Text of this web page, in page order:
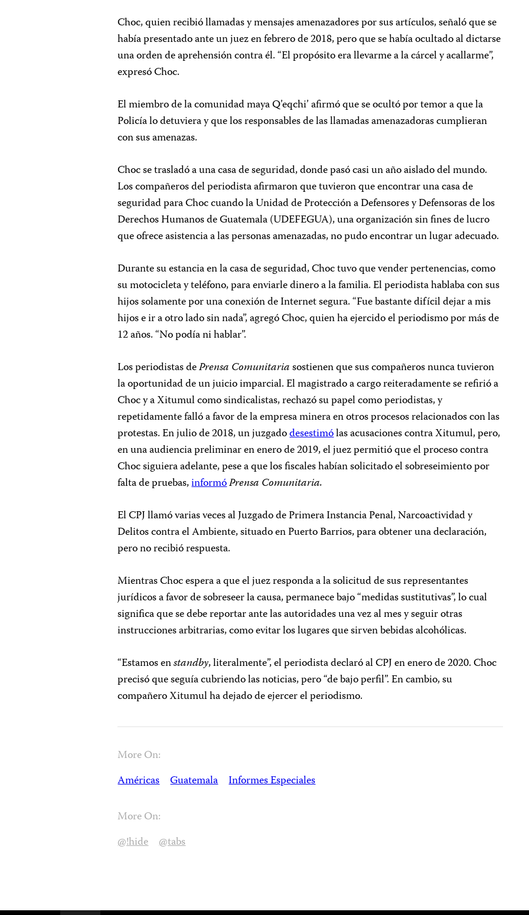
Choc, quien recibió llamadas y mensajes amenazadores por sus artículos, señaló que se
había presentado ante un juez en febrero de 2018, pero que se había ocultado al dictarse
una orden de aprehensión contra él. “El propósito era llevarme a la cárcel y acallarme”,
expresó Choc.
El miembro de la comunidad maya Q’eqchi’ afirmó que se ocultó por temor a que la
Policía lo detuviera y que los responsables de las llamadas amenazadoras cumplieran
con sus amenazas.
Choc se trasladó a una casa de seguridad, donde pasó casi un año aislado del mundo.
Los compañeros del periodista afirmaron que tuvieron que encontrar una casa de
seguridad para Choc cuando la Unidad de Protección a Defensores y Defensoras de los
Derechos Humanos de Guatemala (UDEFEGUA), una organización sin fines de lucro
que ofrece asistencia a las personas amenazadas, no pudo encontrar un lugar adecuado.
Durante su estancia en la casa de seguridad, Choc tuvo que vender pertenencias, como
su motocicleta y teléfono, para enviarle dinero a la familia. El periodista hablaba con sus
hijos solamente por una conexión de Internet segura. “Fue bastante difícil dejar a mis
hijos e ir a otro lado sin nada”, agregó Choc, quien ha ejercido el periodismo por más de
12 años. “No podía ni hablar”.
Los periodistas dePrensa Comunitariasostienen que sus compañeros nunca tuvieron
la oportunidad de un juicio imparcial. El magistrado a cargo reiteradamente se refirió a
Choc y a Xitumul como sindicalistas, rechazó su papel como periodistas, y
repetidamente falló a favor de la empresa minera en otros procesos relacionados con las
protestas. En julio de 2018, un juzgadodesestimólas acusaciones contra Xitumul, pero,
en una audiencia preliminar en enero de 2019, el juez permitió que el proceso contra
Choc siguiera adelante, pese a que los fiscales habían solicitado el sobreseimiento por
falta de pruebas,informóPrensa Comunitaria.
El CPJ llamó varias veces al Juzgado de Primera Instancia Penal, Narcoactividad y
Delitos contra el Ambiente, situado en Puerto Barrios, para obtener una declaración,
pero no recibió respuesta.
Mientras Choc espera a que el juez responda a la solicitud de sus representantes
jurídicos a favor de sobreseer la causa, permanece bajo “medidas sustitutivas”, lo cual
significa que se debe reportar ante las autoridades una vez al mes y seguir otras
instrucciones arbitrarias, como evitar los lugares que sirven bebidas alcohólicas.
“Estamos enstandby, literalmente”, el periodista declaró al CPJ en enero de 2020. Choc
precisó que seguía cubriendo las noticias, pero “de bajo perfil”. En cambio, su
compañero Xitumul ha dejado de ejercer el periodismo.
More On:
Américas Guatemala Informes Especiales
More On:
@!hide @tabs